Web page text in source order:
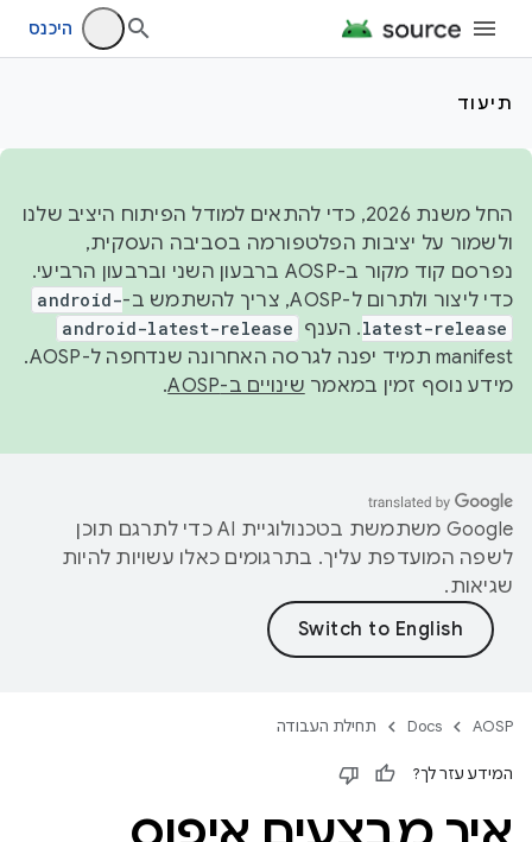
היכנס
תיעוד
החל משנת 2026, כדי להתאים למודל הפיתוח היציב שלנו
ולשמור על יציבות הפלטפורמה בסביבה העסקית,
נפרסם קוד מקור ב-AOSP ברבעון השני וברבעון הרביעי.
כדי ליצור ולתרום ל-AOSP, צריך להשתמש ב-
android-
latest-release. הענף android-latest-release
manifest תמיד יפנה לגרסה האחרונה שנדחפה ל-AOSP.
מידע נוסף זמין במאמר שינויים ב-AOSP .
‫Google משתמשת בטכנולוגיית AI כדי לתרגם תוכן
לשפה המועדפת עליך. בתרגומים כאלו עשויות להיות
שגיאות.
AOSP
Docs תחילת העבודה
המידע עזר לך?